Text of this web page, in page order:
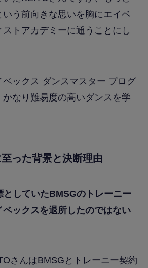
う前向きな思いを胸にエイベ
ストアカデミーに通うことにし
ベックス ダンスマスター プログ
かなり難易度の高いダンスを学
った背景と決断理由
としていたBMSGのトレーニー
ベックスを退所したのではない
さんはBMSGとトレーニー契約